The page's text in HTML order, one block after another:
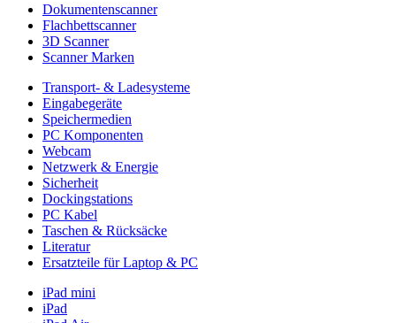
Dokumentenscanner
Flachbettscanner
3D Scanner
Scanner Marken
Transport- & Ladesysteme
Eingabegeräte
Speichermedien
PC Komponenten
Webcam
Netzwerk & Energie
Sicherheit
Dockingstations
PC Kabel
Taschen & Rücksäcke
Literatur
Ersatzteile für Laptop & PC
iPad mini
iPad